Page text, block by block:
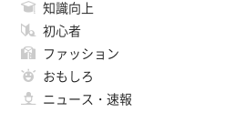
知識向上
初心者
ファッション
おもしろ
ニュース・速報